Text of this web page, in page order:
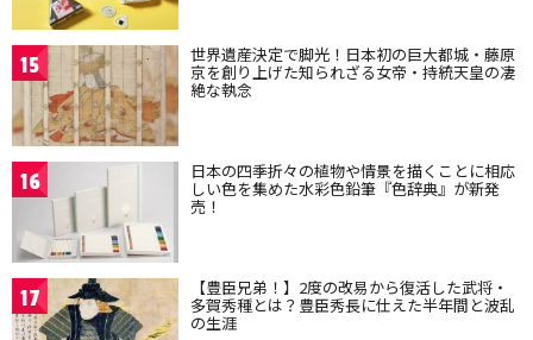
15 世界遺産決定で脚光！日本初の巨大都城・藤原
京を創り上げた知られざる女帝・持統天皇の凄
絶な執念
16 日本の四季折々の植物や情景を描くことに相応
しい色を集めた水彩色鉛筆『色辞典』が新発
売！
17 【豊臣兄弟！】2度の改易から復活した武将・
多賀秀種とは？豊臣秀長に仕えた半年間と波乱
の生涯